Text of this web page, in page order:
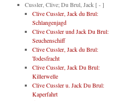
Cussler, Clive; Du Brul, Jack [ - ]
Clive Cussler, Jack du Brul:
Schlangenjagd
Clive Cussler und Jack Du Brul:
Seuchenschiff
Clive Cussler, Jack du Brul:
Todesfracht
Clive Cussler, Jack Du Brul:
Killerwelle
Clive Cussler u. Jack Du Brul:
Kaperfahrt